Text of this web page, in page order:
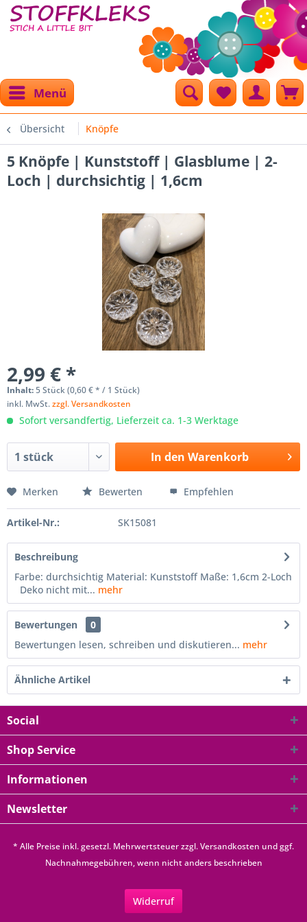
Menü
Übersicht Knöpfe
5 Knöpfe | Kunststoff | Glasblume | 2-
Loch | durchsichtig | 1,6cm
2,99 € *
Inhalt:5 Stück (0,60 € * / 1 Stück)
inkl. MwSt.zzgl. Versandkosten
Sofort versandfertig, Lieferzeit ca. 1-3 Werktage
In den Warenkorb
Merken Bewerten Empfehlen
Artikel-Nr.: SK15081
Beschreibung
Farbe: durchsichtig Material: Kunststoff Maße: 1,6cm 2-Loch
Deko nicht mit... mehr
Bewertungen
0
Bewertungen lesen, schreiben und diskutieren... mehr
Ähnliche Artikel
Social
Shop Service
Informationen
Newsletter
* Alle Preise inkl. gesetzl. Mehrwertsteuer zzgl.Versandkosten und ggf.
Nachnahmegebühren, wenn nicht anders beschrieben
Widerruf